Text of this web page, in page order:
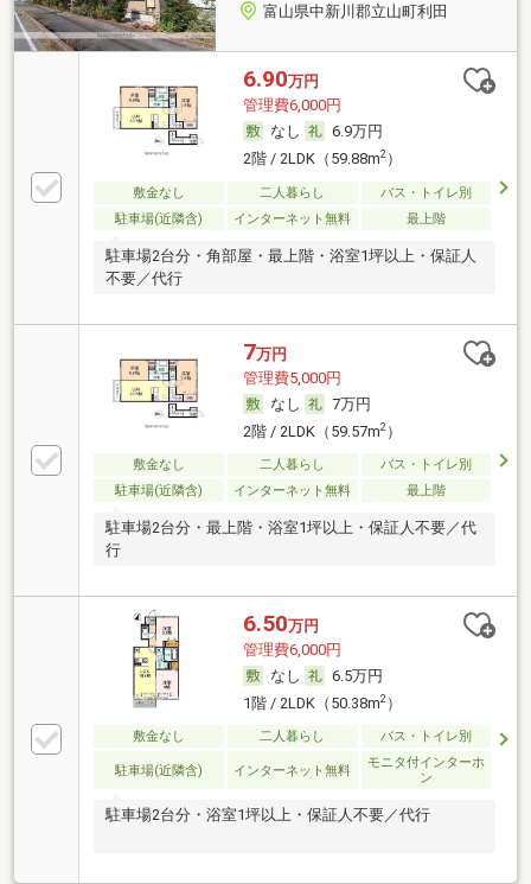
富山県中新川郡立山町利田
6.90万円
管理費6,000円
なし
6.9万円
2階 / 2LDK（59.88m2）
敷金なし 二人暮らし
バス・トイレ別
駐車場(近隣含)
インターネット無料 最上階
駐車場2台分・角部屋・最上階・浴室1坪以上・保証人
不要／代行
7万円
管理費5,000円
なし
7万円
2階 / 2LDK（59.57m2）
敷金なし 二人暮らし
バス・トイレ別
駐車場(近隣含)
インターネット無料 最上階
駐車場2台分・最上階・浴室1坪以上・保証人不要／代
行
6.50万円
管理費6,000円
なし
6.5万円
1階 / 2LDK（50.38m2）
敷金なし 二人暮らし バス・トイレ別
駐車場(近隣含) インターネット無料
モニタ付インターホ
ン
駐車場2台分・浴室1坪以上・保証人不要／代行